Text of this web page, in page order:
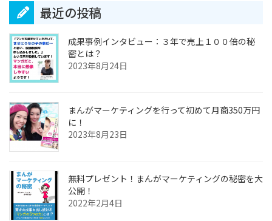
最近の投稿
成果事例インタビュー：３年で売上１００倍の秘
密とは？
2023年8月24日
まんがマーケティングを行って初めて月商350万円
に！
2023年8月23日
無料プレゼント！まんがマーケティングの秘密を大
公開！
2022年2月4日